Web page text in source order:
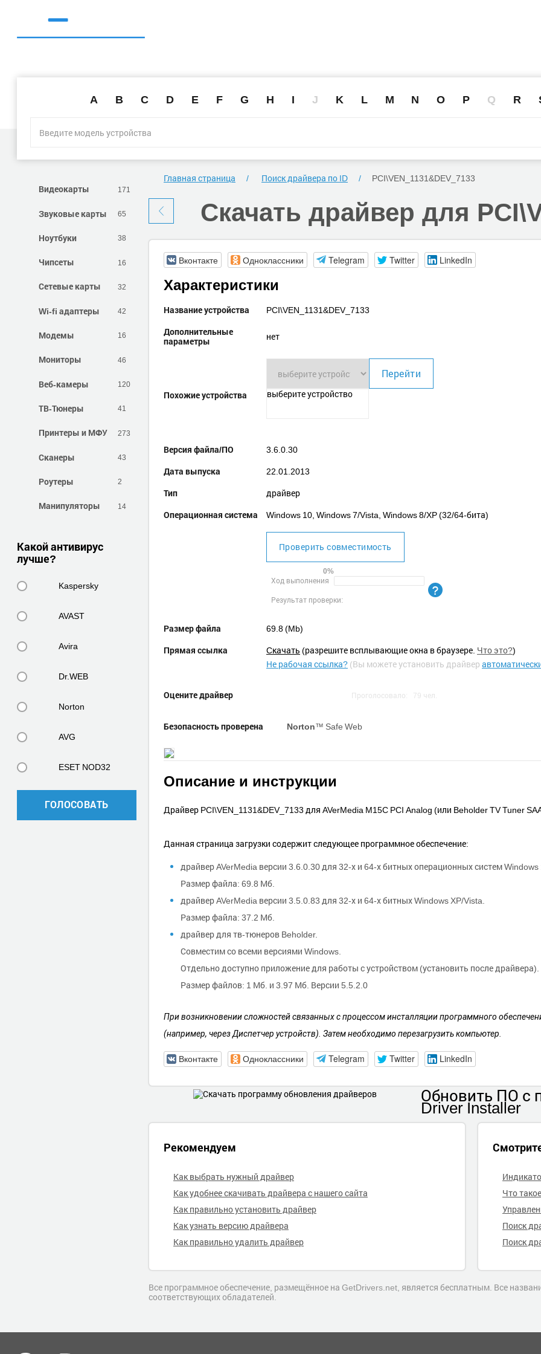
A B C D E F G H I J K L M N O P Q R
Видеокарты 171
Звуковые карты 65
Ноутбуки 38
Чипсеты 16
Сетевые карты 32
Wi-fi адаптеры 42
Модемы 16
Мониторы 46
Веб-камеры 120
ТВ-Тюнеры 41
Принтеры и МФУ 273
Сканеры 43
Роутеры 2
Манипуляторы 14
Какой антивирус
лучше?
Kaspersky
AVAST
Avira
Dr.WEB
Norton
AVG
ESET NOD32
ГОЛОСОВАТЬ
Главная страница Поиск драйвера по ID PCI\VEN_1131&DEV_7133
Скачать драйвер для
Вконтакте Одноклассники Telegram Twitter LinkedIn
Характеристики
Название устройства PCI\VEN_1131&DEV_7133
Дополнительные
параметры
нет
Похожие устройства выберите устройство
Перейти
Версия файла/ПО
3.6.0.30
Дата выпуска
22.01.2013
Тип
драйвер
Операционная система
Windows 10, Windows 7/Vista, Windows 8/XP (32/64-бита)
Проверить совместимость
Ход выполнения
0%
Результат проверки:
Размер файла
69.8 (Mb)
Прямая ссылка
Cкачать (разрешите всплывающие окна в браузере. Что это?)
Не рабочая ссылка? (Вы можете установить драйвер
Оцените драйвер Проголосовало: 79 чел.
Безопасность проверена Norton™ Safe Web
Описание и инструкции
Драйвер PCI\VEN_1131&DEV_7133 для AVerMedia M15C PCI Analog (или Beholder TV Tuner
Данная страница загрузки содержит следующее программное обеспечение:
драйвер AVerMedia версии 3.6.0.30 для 32-х и 64-х битных операционных систем Windows
Размер файла: 69.8 Мб.
драйвер AVerMedia версии 3.5.0.83 для 32-х и 64-х битных Windows XP/Vista.
Размер файла: 37.2 Мб.
драйвер для тв-тюнеров Beholder.
Совместим со всеми версиями Windows.
Отдельно доступно приложение для работы с устройством (установить после драйвера).
Размер файлов: 1 Мб. и 3.97 Мб. Версии 5.5.2.0
При возникновении сложностей связанных с процессом инсталляции программного
(например, через Диспетчер устройств). Затем необходимо перезагрузить компьютер.
Вконтакте Одноклассники Telegram Twitter LinkedIn
Обновить ПО с
Driver Installer
Рекомендуем
Как выбрать нужный драйвер
Как удобнее скачивать драйвера с нашего сайта
Как правильно установить драйвер
Как узнать версию драйвера
Как правильно удалить драйвер
Что
Поиск
Поиск
Все программное обеспечение, размещённое на GetDrivers.net, является бесплатным. Все
соответствующих обладателей.